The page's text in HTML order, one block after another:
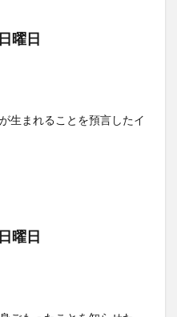
曜日
生まれることを預言したイ
曜日